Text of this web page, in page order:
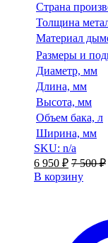
Страна
Толщина
Материал
Размеры и
Диаметр, мм
Длина, мм
Высота, мм
Объем бака, л
Ширина, мм
SKU: n/a
6 950 ₽ 7 500₽
В корзину